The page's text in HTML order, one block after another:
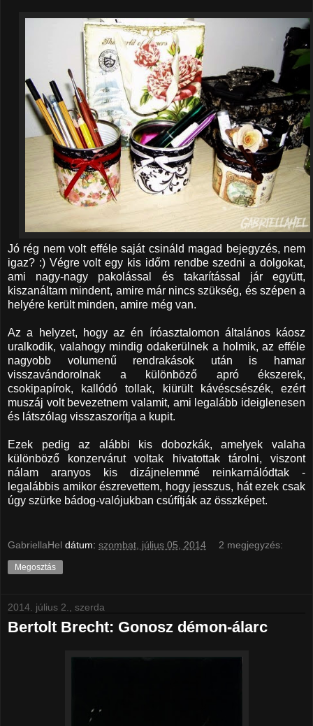
Jó rég nem volt efféle saját csináld magad bejegyzés, nem
igaz? :) Végre volt egy kis időm rendbe szedni a dolgokat,
ami nagy-nagy pakolással és takarítással jár együtt,
kiszanáltam mindent, amire már nincs szükség, és szépen a
helyére került minden, amire még van.
Az a helyzet, hogy az én íróasztalomon általános káosz
uralkodik, valahogy mindig odakerülnek a holmik, az efféle
nagyobb volumenű rendrakások után is hamar
visszavándorolnak a különböző apró ékszerek,
csokipapírok, kallódó tollak, kiürült kávéscsészék, ezért
muszáj volt bevezetnem valamit, ami legalább ideiglenesen
és látszólag visszaszorítja a kupit.
Ezek pedig az alábbi kis dobozkák, amelyek valaha
különböző konzervárut voltak hivatottak tárolni, viszont
nálam aranyos kis dizájnelemmé reinkarnálódtak -
legalábbis amikor észrevettem, hogy jesszus, hát ezek csak
úgy szürke bádog-valójukban csúfítják az összképet.
GabriellaHel dátum: szombat, július 05, 2014 2 megjegyzés:
Megosztás
2014. július 2., szerda
Bertolt Brecht: Gonosz démon-álarc